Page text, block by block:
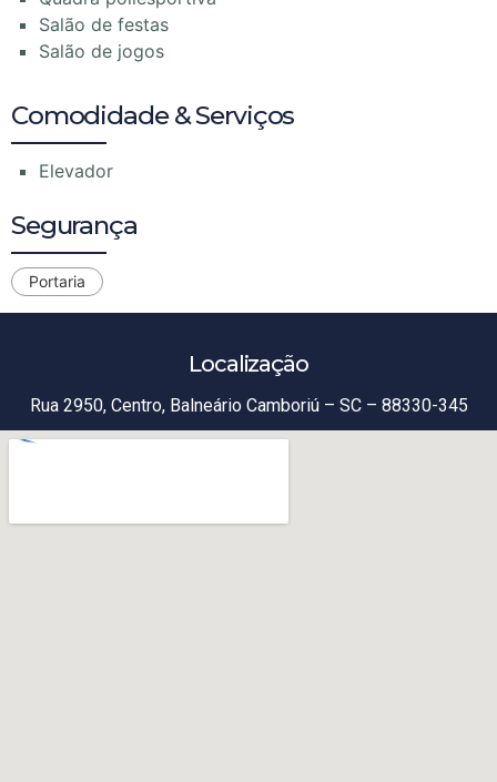
Salão de festas
Salão de jogos
Comodidade & Serviços
Elevador
Segurança
Portaria
Localização
Rua 2950, Centro, Balneário Camboriú – SC – 88330-345